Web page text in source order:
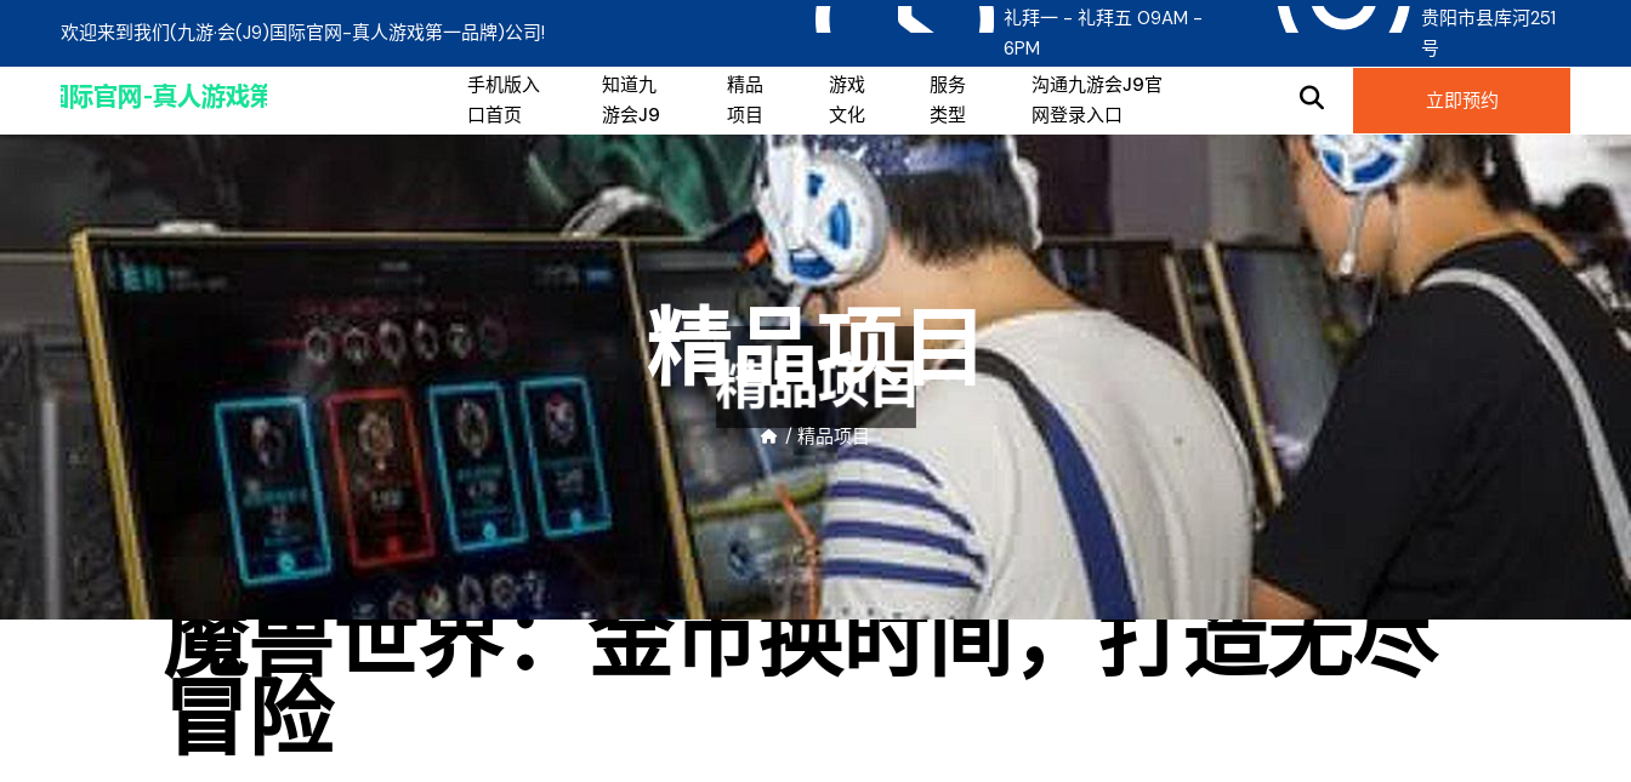
欢迎来到我们(九游·会(J9)国际官网-真人游戏第一品牌)公司!
礼拜一 - 礼拜五 09AM -
6PM
贵阳市县库河251
号
手机版入
口首页
知道九
游会J9
精品
项目
游戏
文化
服务
类型
沟通九游会j9官
网登录入口
立即预约
精品项目
/ 精品项目
魔兽世界：金币换时间，打造无尽
冒险